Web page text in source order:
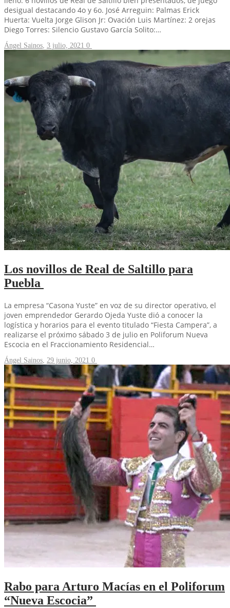
desigual destacando 4o y 6o. José Arreguin: Palmas Erick
Huerta: Vuelta Jorge Glison Jr: Ovación Luis Martínez: 2 orejas
Diego Torres: Silencio Gustavo García Solito:…
Ángel Sainos, 3 julio, 2021 0
Los novillos de Real de Saltillo para
Puebla
La empresa “Casona Yuste” en voz de su director operativo, el
joven emprendedor Gerardo Ojeda Yuste dió a conocer la
logística y horarios para el evento titulado “Fiesta Campera”, a
realizarse el próximo sábado 3 de julio en Poliforum Nueva
Escocia en el Fraccionamiento Residencial…
Ángel Sainos 29 junio, 2021 0
Rabo para Arturo Macías en el Poliforum
“Nueva Escocia”